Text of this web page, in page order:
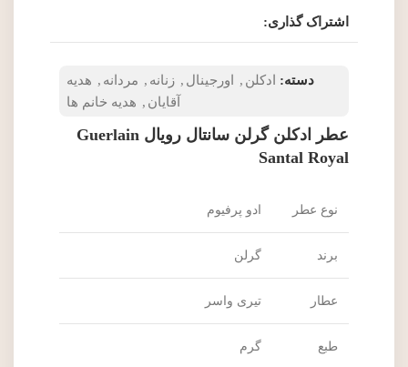
اشتراک گذاری:
دسته: ادکلن , اورجینال , زنانه , مردانه , هدیه
آقایان , هدیه خانم ها
عطر ادکلن گرلن سانتال رویال Guerlain
Santal Royal
نوع عطر ادو پرفیوم
برند گرلن
عطار تیری واسر
طبع گرم